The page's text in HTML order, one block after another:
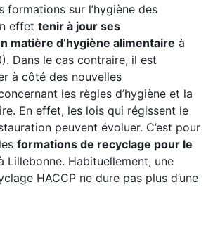
formations sur l’hygiène des
effet tenir à jour ses
matière d’hygiène alimentaire à
Dans le cas contraire, il est
à côté des nouvelles
les règles d’hygiène et la
En effet, les lois qui régissent le
peuvent évoluer. C’est pour
formations de recyclage pour le
Lillebonne. Habituellement, une
HACCP ne dure pas plus d’une